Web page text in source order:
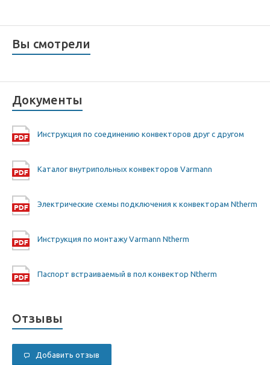
Вы смотрели
Документы
Инструкция по соединению конвекторов друг с другом
Каталог внутрипольных конвекторов Varmann
Электрические схемы подключения к конвекторам Ntherm
Инструкция по монтажу Varmann Ntherm
Паспорт встраиваемый в пол конвектор Ntherm
Отзывы
Добавить отзыв